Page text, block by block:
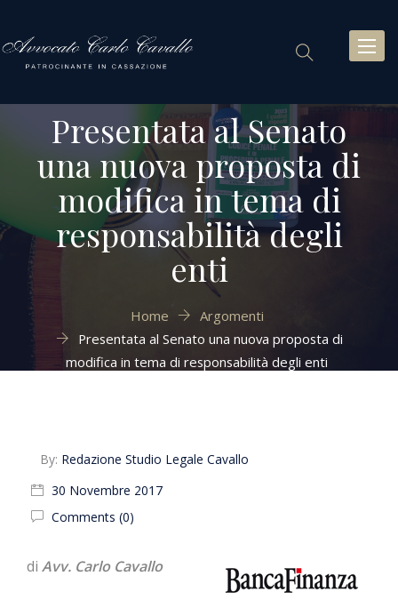
Presentata al Senato
una nuova proposta di
modifica in tema di
responsabilità degli
enti
Home
Argomenti
Presentata al Senato una nuova proposta di
modifica in tema di responsabilità degli enti
By: Redazione Studio Legale Cavallo
30 Novembre 2017
Comments (0)
di Avv. Carlo Cavallo